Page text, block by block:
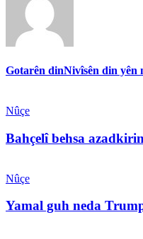
Gotarên dinNivîsên din yên
Nûçe
Bahçelî behsa
Nûçe
Yamal guh neda